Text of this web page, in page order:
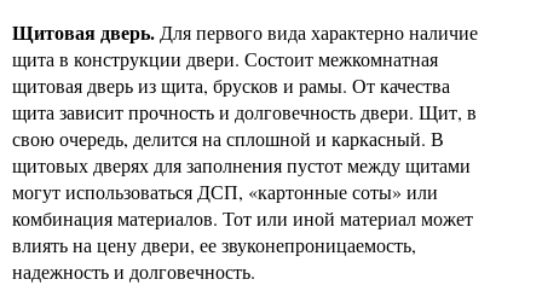
Щитовая дверь. Для первого вида характерно наличие
щита в конструкции двери. Состоит межкомнатная
щитовая дверь из щита, брусков и рамы. От качества
щита зависит прочность и долговечность двери. Щит, в
свою очередь, делится на сплошной и каркасный. В
щитовых дверях для заполнения пустот между щитами
могут использоваться ДСП, «картонные соты» или
комбинация материалов. Тот или иной материал может
влиять на цену двери, ее звуконепроницаемость,
надежность и долговечность.